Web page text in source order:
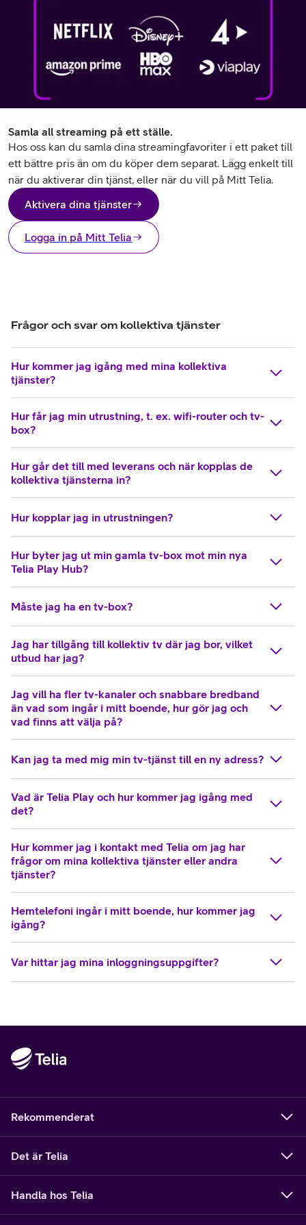
Samla all streaming på ett ställe.
Hos oss kan du samla dina streamingfavoriter i ett paket till
ett bättre pris än om du köper dem separat. Lägg enkelt till
när du aktiverar din tjänst, eller när du vill på Mitt Telia.
Aktivera dina tjänster
Logga in på Mitt Telia
Frågor och svar om kollektiva tjänster
Hur kommer jag igång med mina kollektiva
tjänster?
Hur får jag min utrustning, t. ex. wifi-router och tv-
box?
Hur går det till med leverans och när kopplas de
kollektiva tjänsterna in?
Hur kopplar jag in utrustningen?
Hur byter jag ut min gamla tv-box mot min nya
Telia Play Hub?
Måste jag ha en tv-box?
Jag har tillgång till kollektiv tv där jag bor, vilket
utbud har jag?
Jag vill ha fler tv-kanaler och snabbare bredband
än vad som ingår i mitt boende, hur gör jag och
vad finns att välja på?
Kan jag ta med mig min tv-tjänst till en ny adress?
Vad är Telia Play och hur kommer jag igång med
det?
Hur kommer jag i kontakt med Telia om jag har
frågor om mina kollektiva tjänster eller andra
tjänster?
Hemtelefoni ingår i mitt boende, hur kommer jag
igång?
Var hittar jag mina inloggningsuppgifter?
Rekommenderat
Det är Telia
Handla hos Telia